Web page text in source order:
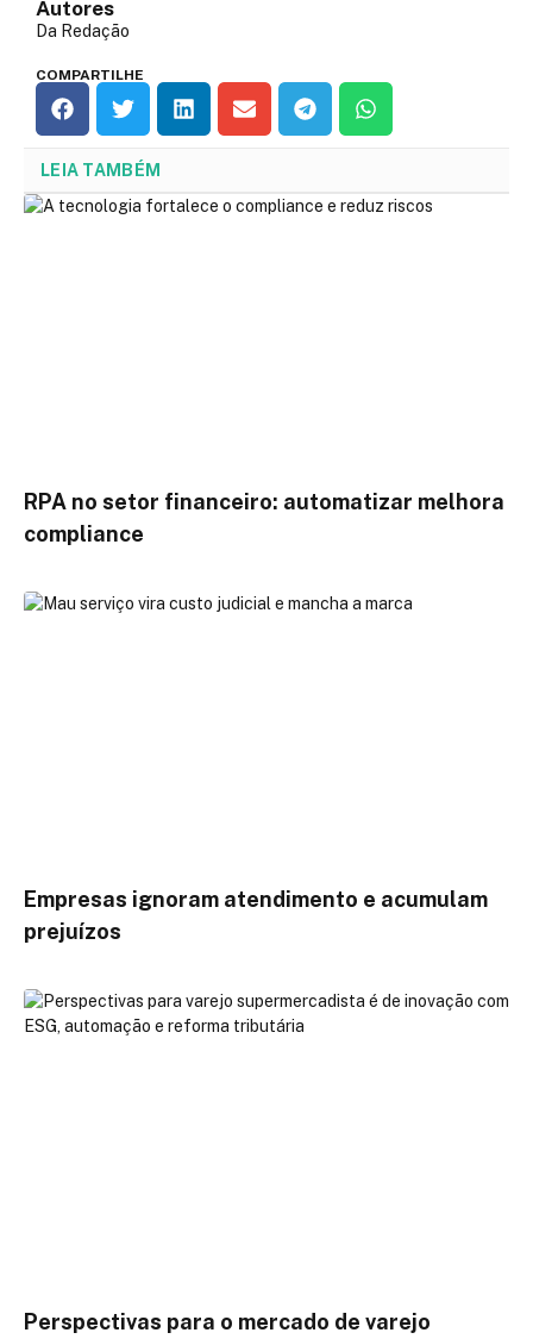
Autores
Da Redação
COMPARTILHE
LEIA TAMBÉM
RPA no setor financeiro: automatizar melhora
compliance
Empresas ignoram atendimento e acumulam
prejuízos
Perspectivas para o mercado de varejo